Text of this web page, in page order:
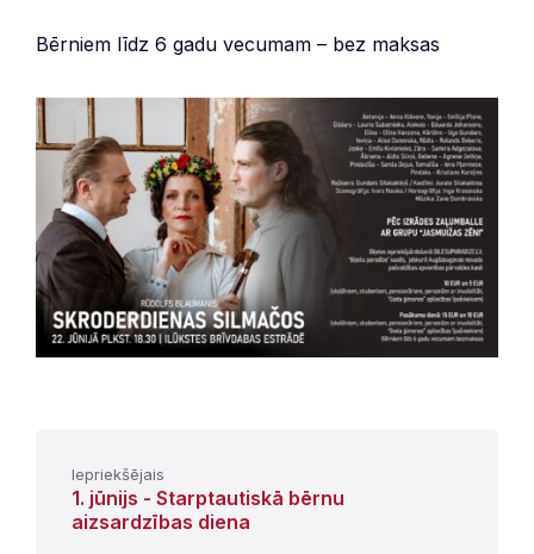
Bērniem līdz 6 gadu vecumam – bez maksas
Iepriekšējais
1. jūnijs - Starptautiskā bērnu
aizsardzības diena